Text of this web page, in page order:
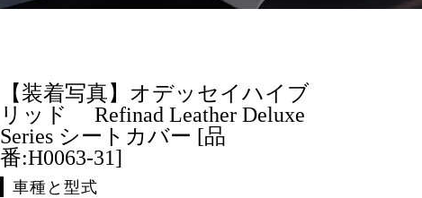
【装着写真】オデッセイハイブ
リッド Refinad Leather Deluxe
Series シートカバー [品
番:H0063-31]
車種と型式